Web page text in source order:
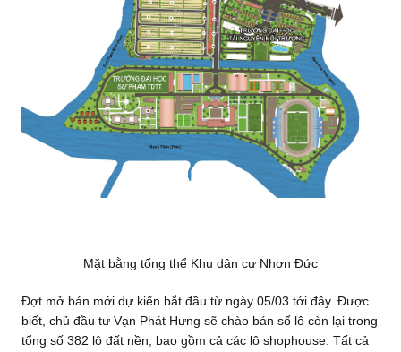
Mặt bằng tổng thể Khu dân cư Nhơn Đức
Đợt mở bán mới dự kiến bắt đầu từ ngày 05/03 tới đây. Được
biết, chủ đầu tư Vạn Phát Hưng sẽ chào bán số lô còn lại trong
tổng số 382 lô đất nền, bao gồm cả các lô shophouse. Tất cả